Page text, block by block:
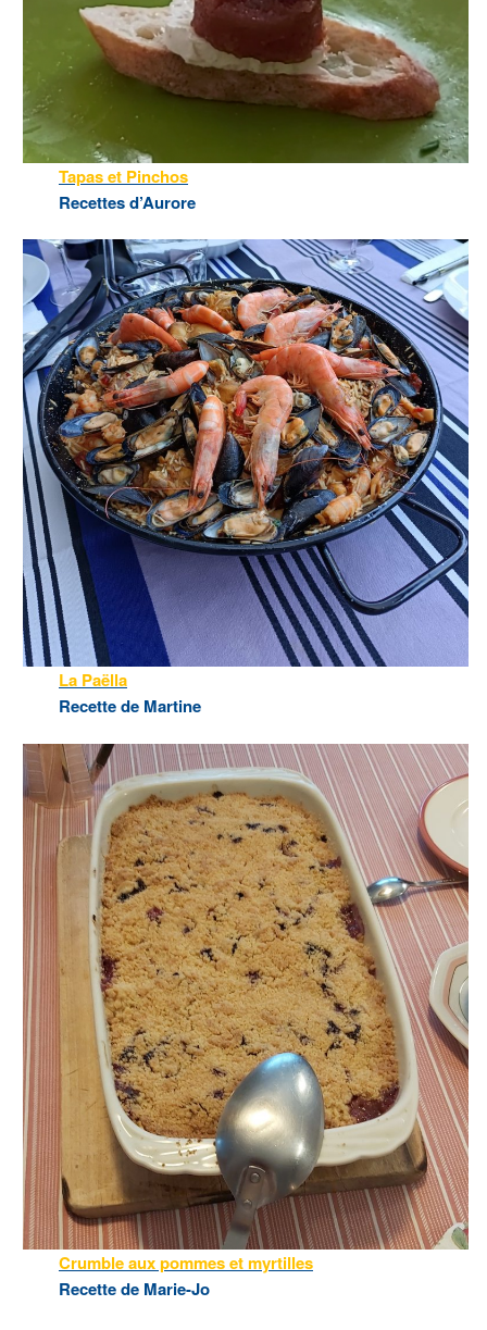
Tapas et Pinchos
Recettes d’Aurore
La Paëlla
Recette de Martine
Crumble aux pommes et myrtilles
Recette de Marie-Jo